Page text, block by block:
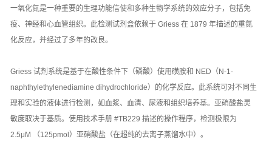
一氧化氮是一种重要的生理功能信使和多种生物学系统的效应分子，包括免
疫、神经和心血管组织。此检测试剂盒依赖于 Griess 在 1879 年描述的重氮
化反应，并经过了多年的改良。
Griess 试剂系统是基于在酸性条件下（磷酸）使用磺胺和 NED（N-1-
naphthylethylenediamine dihydrochloride）的化学反应。此系统可对不同生
理和实验的液体进行检测，如血浆、血清、尿液和组织培养基。亚硝酸盐灵
敏度取决于基质。使用技术手册 #TB229 描述的操作程序，检测极限为
2.5μM （125pmol）亚硝酸盐（在超纯的去离子蒸馏水中）。